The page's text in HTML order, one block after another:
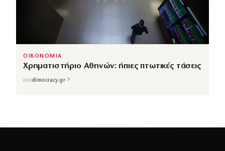
ΟΙΚΟΝΟΜΙΑ
Χρηματιστήριο Αθηνών: ήπιες πτωτικές τάσεις
απόdimocracy.gr↗